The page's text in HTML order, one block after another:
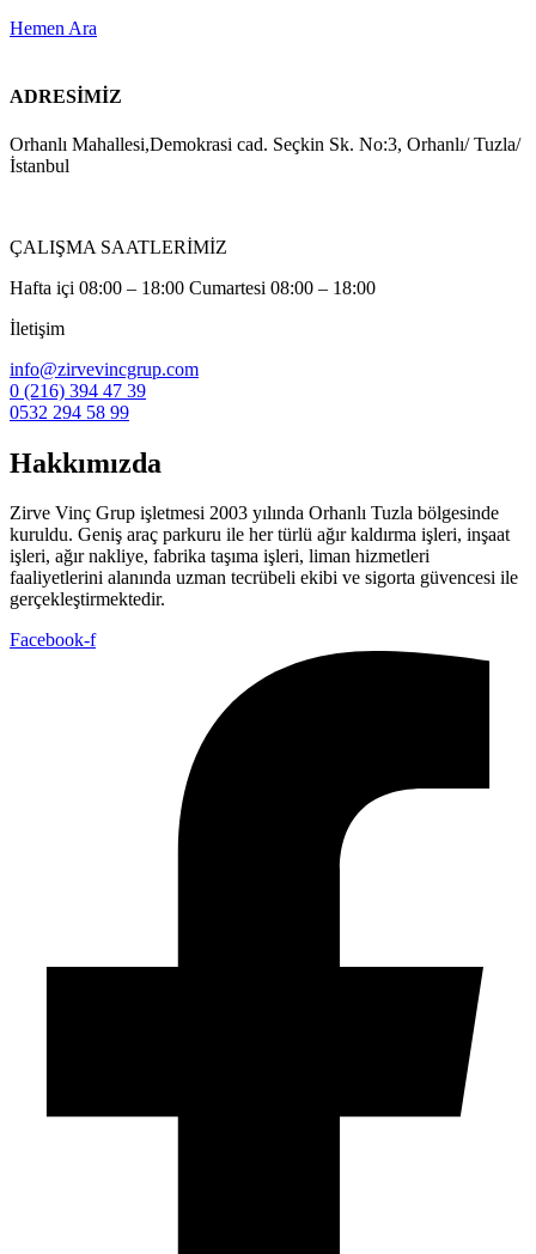
Hemen Ara
ADRESİMİZ
Orhanlı Mahallesi,Demokrasi cad. Seçkin Sk. No:3, Orhanlı/ Tuzla/
İstanbul
ÇALIŞMA SAATLERİMİZ
Hafta içi 08:00 – 18:00 Cumartesi 08:00 – 18:00
İletişim
info@zirvevincgrup.com
0 (216) 394 47 39
0532 294 58 99
Hakkımızda
Zirve Vinç Grup işletmesi 2003 yılında Orhanlı Tuzla bölgesinde
kuruldu. Geniş araç parkuru ile her türlü ağır kaldırma işleri, inşaat
işleri, ağır nakliye, fabrika taşıma işleri, liman hizmetleri
faaliyetlerini alanında uzman tecrübeli ekibi ve sigorta güvencesi ile
gerçekleştirmektedir.
Facebook-f